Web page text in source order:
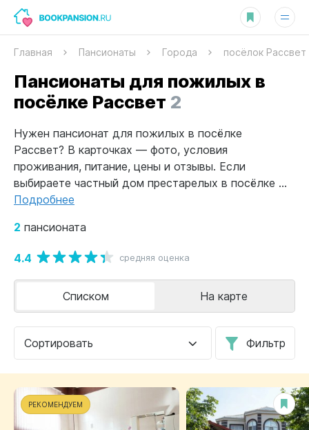
Главная Пансионаты Города посёлок Рассвет
Пансионаты для пожилых в
посёлке Рассвет 2
Нужен пансионат для пожилых в посёлке
Рассвет? В карточках — фото, условия
проживания, питание, цены и отзывы. Если
выбираете частный дом престарелых в посёлке ...
Подробнее
2 пансионата
4.4 средняя оценка
Сортировать Фильтр
Списком На карте
РЕКОМЕНДУЕМ